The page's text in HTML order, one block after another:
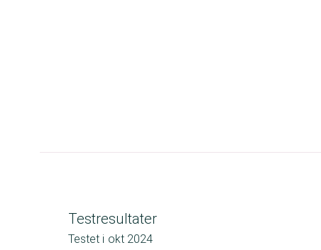
Testresultater
Testet i okt 2024